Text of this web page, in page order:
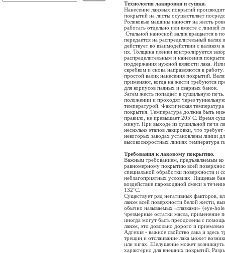
Технология лакировки и сушки.
Нанесение лаковых покрытий
покрытий на листы осуществляет
Роликовые машины наносят на жесть
работать отдельно или вместе с линией
Стальной наносной валик вращается в
передается на распределительный
действует во взаимодействии с валиком
их. Толщина пленки контролируется
распределительным и нанесения
поддержания нужной вязкости лака.
скребком и снова направляются в
простой валик нанесения покрытий.
применяют, когда на жести требуются
для корпусов паяных и сварных банок.
Затем жесть попадает в сушильную
положении и проходят через
температурой. Фактическая
покрытия. Температура должна быть
правило, не превышает 205°C. Время
минут. При выходе из сушильной печи
несколько этапов лакировки, что
некоторых заводах установлены линии
высокоскоростных линиях температура
Требования к лаковому покрытию.
Важным требованием, предъявляемым ко
равномерному покрытию всей
специальной обработки поверхности и
неблагоприятных условиях. Пищевые
воздействие пароводяной смеси в
132°C.
Существует ряд негативных факторов,
лаком всей поверхности белой жести,
обычно называемых «глазками» (eye-
чрезмерные остатки масла,
иногда могут быть преодолены с
лаком, это довольно дорого и
Адгезия - важное свойство лака и
трещин и отслаивание лака может
или зигах. Шелушение может
характерно для внешних покрытий.